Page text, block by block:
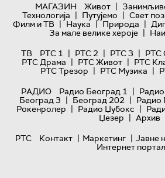
МАГАЗИН
Живот |
Технологијa | Путујемо | Свет
Филм и ТВ | Наука | Природа |
За мале велике хероје |
ТВ
РТС 1 | РТС 2 | РТС 3 | РТС
РТС Драма | РТС Живот | РТС
РТС Трезор | РТС Музика |
РАДИО
Радио Београд 1 |
Београд 3 | Београд 202 | Радио
Рокенролер | Радио Џубокс |
Џезер | Архив
РТС
Контакт | Маркетинг | Јавне
Интернет портал